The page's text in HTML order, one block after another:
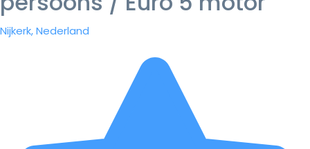
Nijkerk, Nederland